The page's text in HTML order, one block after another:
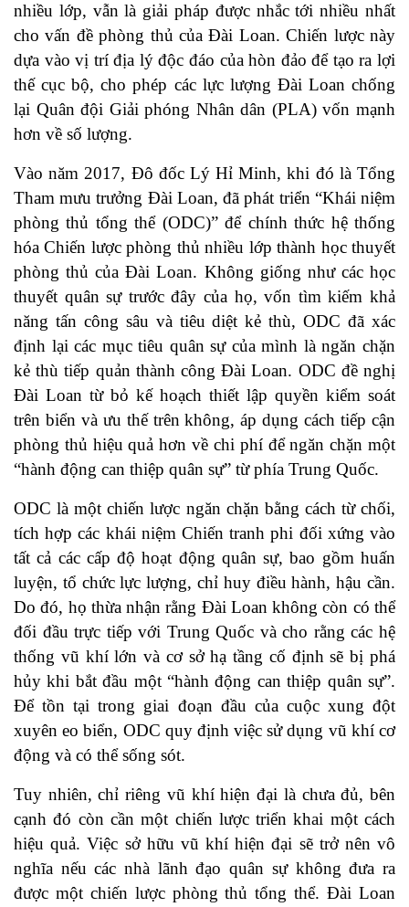
nhiều lớp, vẫn là giải pháp được nhắc tới nhiều nhất
cho vấn đề phòng thủ của Đài Loan. Chiến lược này
dựa vào vị trí địa lý độc đáo của hòn đảo để tạo ra lợi
thế cục bộ, cho phép các lực lượng Đài Loan chống
lại Quân đội Giải phóng Nhân dân (PLA) vốn mạnh
hơn về số lượng.
Vào năm 2017, Đô đốc Lý Hỉ Minh, khi đó là Tổng
Tham mưu trưởng Đài Loan, đã phát triển “Khái niệm
phòng thủ tổng thể (ODC)” để chính thức hệ thống
hóa Chiến lược phòng thủ nhiều lớp thành học thuyết
phòng thủ của Đài Loan. Không giống như các học
thuyết quân sự trước đây của họ, vốn tìm kiếm khả
năng tấn công sâu và tiêu diệt kẻ thù, ODC đã xác
định lại các mục tiêu quân sự của mình là ngăn chặn
kẻ thù tiếp quản thành công Đài Loan. ODC đề nghị
Đài Loan từ bỏ kế hoạch thiết lập quyền kiểm soát
trên biển và ưu thế trên không, áp dụng cách tiếp cận
phòng thủ hiệu quả hơn về chi phí để ngăn chặn một
“hành động can thiệp quân sự” từ phía Trung Quốc.
ODC là một chiến lược ngăn chặn bằng cách từ chối,
tích hợp các khái niệm Chiến tranh phi đối xứng vào
tất cả các cấp độ hoạt động quân sự, bao gồm huấn
luyện, tổ chức lực lượng, chỉ huy điều hành, hậu cần.
Do đó, họ thừa nhận rằng Đài Loan không còn có thể
đối đầu trực tiếp với Trung Quốc và cho rằng các hệ
thống vũ khí lớn và cơ sở hạ tầng cố định sẽ bị phá
hủy khi bắt đầu một “hành động can thiệp quân sự”.
Để tồn tại trong giai đoạn đầu của cuộc xung đột
xuyên eo biển, ODC quy định việc sử dụng vũ khí cơ
động và có thể sống sót.
Tuy nhiên, chỉ riêng vũ khí hiện đại là chưa đủ, bên
cạnh đó còn cần một chiến lược triển khai một cách
hiệu quả. Việc sở hữu vũ khí hiện đại sẽ trở nên vô
nghĩa nếu các nhà lãnh đạo quân sự không đưa ra
được một chiến lược phòng thủ tổng thể. Đài Loan